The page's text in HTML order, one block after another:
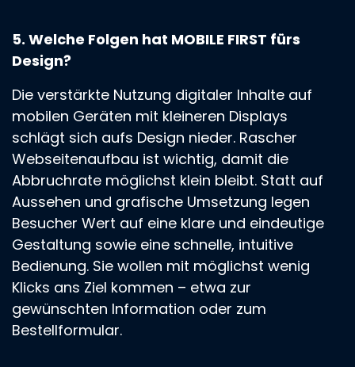
5. Welche Folgen hat MOBILE FIRST fürs
Design?
Die verstärkte Nutzung digitaler Inhalte auf
mobilen Geräten mit kleineren Displays
schlägt sich aufs Design nieder. Rascher
Webseitenaufbau ist wichtig, damit die
Abbruchrate möglichst klein bleibt. Statt auf
Aussehen und grafische Umsetzung legen
Besucher Wert auf eine klare und eindeutige
Gestaltung sowie eine schnelle, intuitive
Bedienung. Sie wollen mit möglichst wenig
Klicks ans Ziel kommen – etwa zur
gewünschten Information oder zum
Bestellformular.